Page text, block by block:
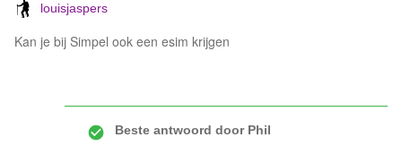
louisjaspers
Kan je bij Simpel ook een esim krijgen
Beste antwoord doorPhil